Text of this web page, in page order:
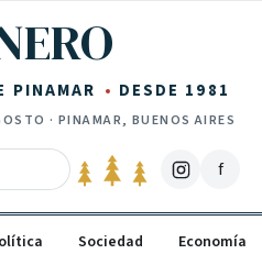
PINAMAR DESDE 1981
· PINAMAR, BUENOS AIRES
f
Sociedad Economía